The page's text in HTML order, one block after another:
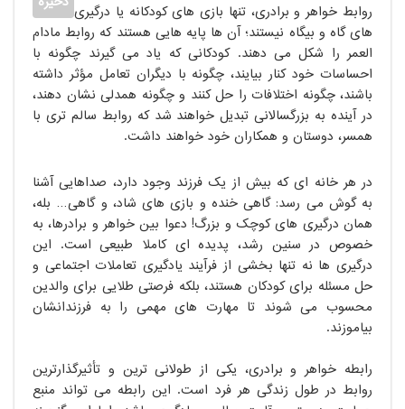
روابط خواهر و برادری، تنها بازی های کودکانه یا درگیری
های گاه و بیگاه نیستند؛ آن ها پایه هایی هستند که روابط مادام
العمر را شکل می دهند. کودکانی که یاد می گیرند چگونه با
احساسات خود کنار بیایند، چگونه با دیگران تعامل مؤثر داشته
باشند، چگونه اختلافات را حل کنند و چگونه همدلی نشان دهند،
در آینده به بزرگسالانی تبدیل خواهند شد که روابط سالم تری با
همسر، دوستان و همکاران خود خواهند داشت.
در هر خانه ای که بیش از یک فرزند وجود دارد، صداهایی آشنا
به گوش می رسد: گاهی خنده و بازی های شاد، و گاهی… بله،
همان درگیری های کوچک و بزرگ! دعوا بین خواهر و برادرها، به
خصوص در سنین رشد، پدیده ای کاملاً طبیعی است. این
درگیری ها نه تنها بخشی از فرآیند یادگیری تعاملات اجتماعی و
حل مسئله برای کودکان هستند، بلکه فرصتی طلایی برای والدین
محسوب می شوند تا مهارت های مهمی را به فرزندانشان
بیاموزند.
رابطه خواهر و برادری، یکی از طولانی ترین و تأثیرگذارترین
روابط در طول زندگی هر فرد است. این رابطه می تواند منبع